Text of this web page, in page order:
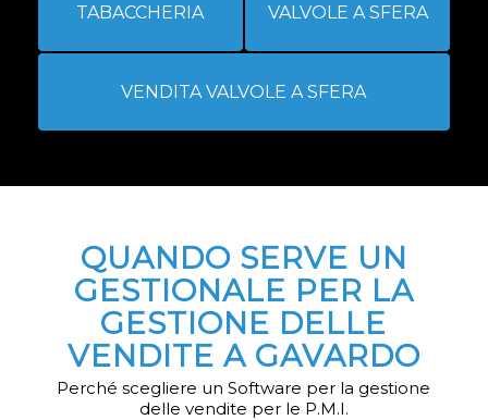
TABACCHERIA VALVOLE A SFERA
VENDITA VALVOLE A SFERA
QUANDO SERVE UN
GESTIONALE PER LA
GESTIONE DELLE
VENDITE A GAVARDO
Perché scegliere un Software per la gestione
delle vendite per le P.M.I.